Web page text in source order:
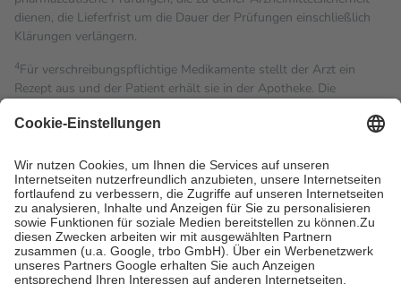
dienen, die Lieferfrist um die Dauer der Prüfungen einschließlich
Klärungen verlängern.
4Für verschreibungspflichtige Medikamente stellt der Arzt ein
Rezept aus und der Patient erhält sie in der Apotheke. Die
Kosten dafür, der Versicherte trägt einen Teil davon als Zuzahlung
Grundsätzlich leisten Mitglieder Zuzahlungen in Höhe von zehn
Prozent des Abgabepreises,mindestensjedochfünf Euround
höchstens zehn Euro.Es sind jedoch nie mehr als die
tatsächlichen Kosten der Leistung zu entrichten.
Diese Regeln gelten grundsätzlich auch für Online-Apotheken.
Bei Heilmitteln und häuslicher Krankenpflege beträgt die
Zuzahlung zehn Prozent der Kosten sowie zehn Euro je